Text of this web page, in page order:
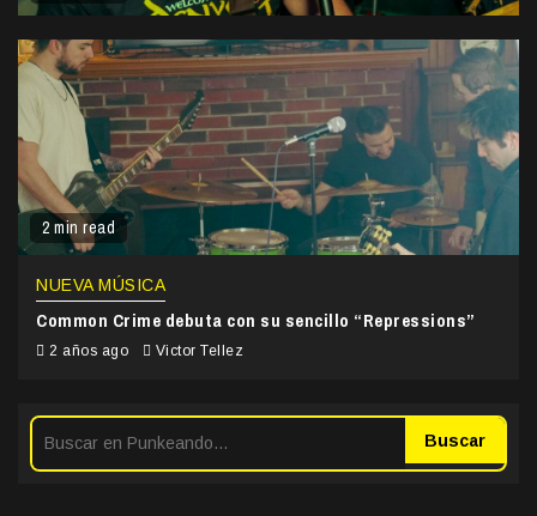
2 min read
NUEVA MÚSICA
Common Crime debuta con su sencillo “Repressions”
2 años ago Victor Tellez
Buscar